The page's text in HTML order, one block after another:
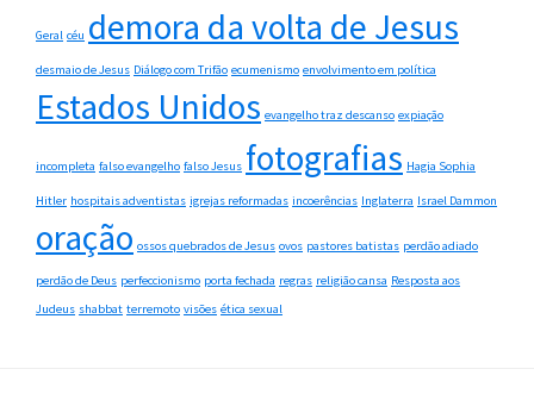
Geral céu demora da volta de Jesus
desmaio de Jesus Diálogo com Trifão ecumenismo envolvimento em política
Estados Unidos evangelho traz descanso expiação
incompleta falso evangelho falso Jesus fotografias Hagia Sophia
Hitler hospitais adventistas igrejas reformadas incoerências Inglaterra Israel Dammon
oração ossos quebrados de Jesus ovos pastores batistas perdão adiado
perdão de Deus perfeccionismo porta fechada regras religião cansa Resposta aos
Judeus shabbat terremoto visões ética sexual